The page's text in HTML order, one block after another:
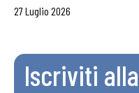
27 Luglio 2026
Iscriviti